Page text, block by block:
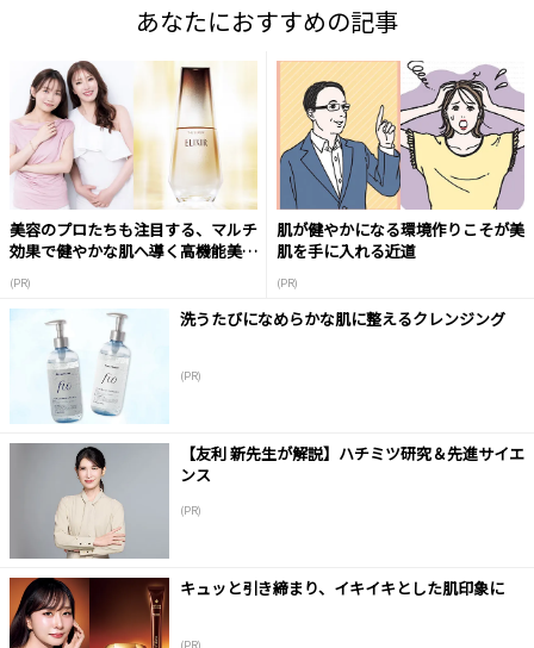
あなたにおすすめの記事
美容のプロたちも注目する、マルチ
効果で健やかな肌へ導く高機能美容
(PR)
肌が健やかになる環境作りこそが美
肌を手に入れる近道
(PR)
洗うたびになめらかな肌に整えるクレンジング
(PR)
【友利 新先生が解説】ハチミツ研究＆先進サイエ
ンス
(PR)
キュッと引き締まり、イキイキとした肌印象に